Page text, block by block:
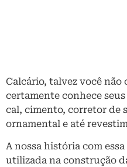
Calcário, talvez você não
certamente conhece
cal, cimento, corretor de
ornamental e até
A nossa história com
utilizada na construção